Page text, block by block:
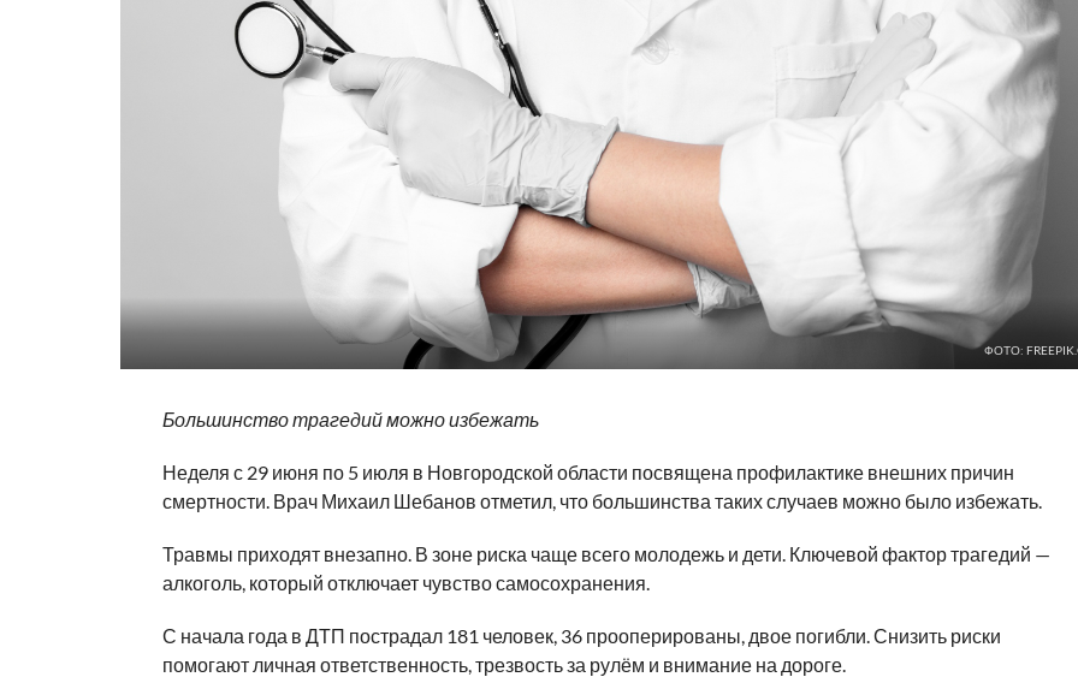
ФОТО:
Большинство трагедий можно избежать
Неделя с 29 июня по 5 июля в Новгородской области посвящена профилактике внешних причин
смертности. Врач Михаил Шебанов отметил, что большинства таких случаев можно было избежать.
Травмы приходят внезапно. В зоне риска чаще всего молодежь и дети. Ключевой фактор трагедий —
алкоголь, который отключает чувство самосохранения.
С начала года в ДТП пострадал 181 человек, 36 прооперированы, двое погибли. Снизить риски
помогают личная ответственность, трезвость за рулём и внимание на дороге.